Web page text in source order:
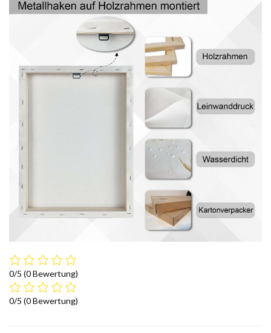
0/5 (0 Bewertung)
0/5 (0 Bewertung)